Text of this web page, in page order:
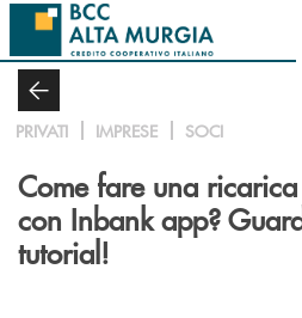
Salta al contenuto principale
PRIVATI IMPRESE SOCI
Come fare una
con Inbank app?
tutorial!